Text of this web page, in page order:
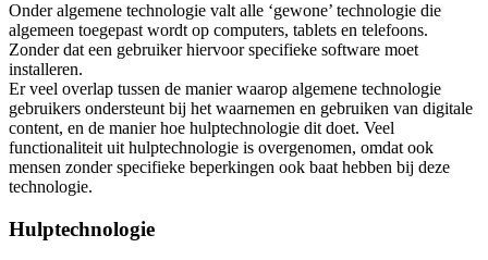
Onder algemene technologie valt alle ‘gewone’ technologie die
algemeen toegepast wordt op computers, tablets en telefoons.
Zonder dat een gebruiker hiervoor specifieke software moet
installeren.
Er veel overlap tussen de manier waarop algemene technologie
gebruikers ondersteunt bij het waarnemen en gebruiken van digitale
content, en de manier hoe hulptechnologie dit doet. Veel
functionaliteit uit hulptechnologie is overgenomen, omdat ook
mensen zonder specifieke beperkingen ook baat hebben bij deze
technologie.
Hulptechnologie